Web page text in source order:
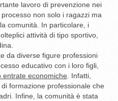
lavoro di prevenzione nei
non solo i ragazzi ma
comunità. In particolare, i
attività di tipo sportivo,
da diverse figure professioni
educativo con i loro figli,
entrate economiche. Infatti,
formazione professionale che
Infine, la comunità è stata